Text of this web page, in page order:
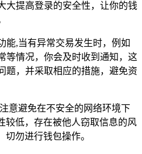
大提高登录的安全性，让你的钱
能,当有异常交易发生时，例如
等情况，你会及时收到通知，这
题，并采取相应的措施，避免资
意避免在不安全的网络环境下
较低，存在被他人窃取信息的风
切勿进行钱包操作。